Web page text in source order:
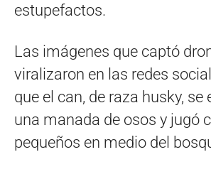
estupefactos.
Las imágenes que captó
viralizaron en las redes
que el can, de raza husky, se
una manada de osos y jugó
pequeños en medio del